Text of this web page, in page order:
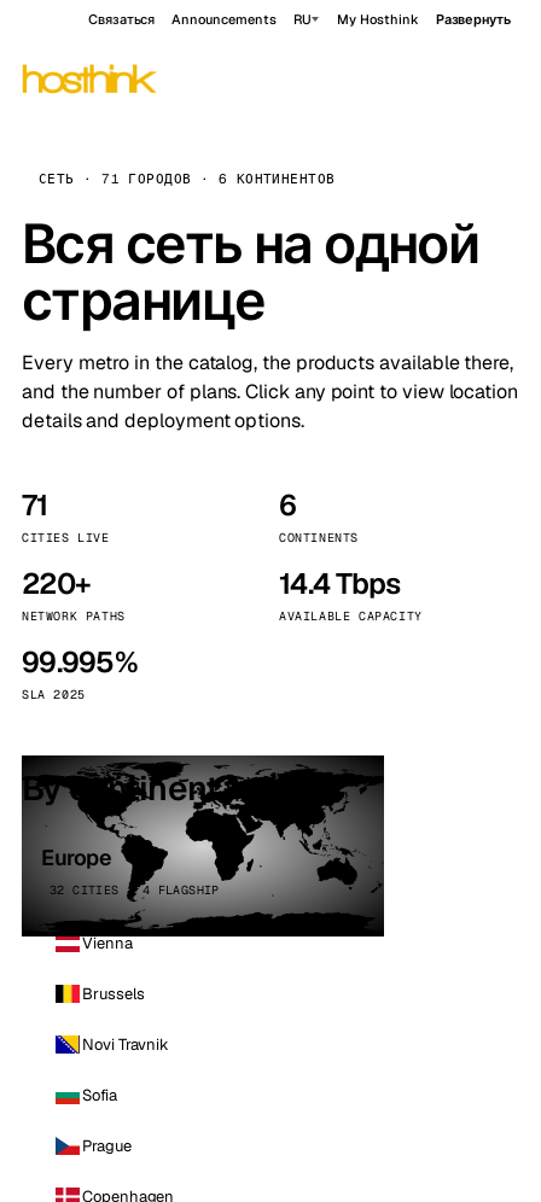
Связаться Announcements RU My Hosthink Развернуть
СЕТЬ · 71 ГОРОДОВ · 6 КОНТИНЕНТОВ
Вся сеть на одной
странице
Every metro in the catalog, the products available there,
and the number of plans. Click any point to view location
details and deployment options.
71
CITIES LIVE
6
CONTINENTS
220+
NETWORK PATHS
14.4 Tbps
AVAILABLE CAPACITY
99.995%
SLA 2025
By continent
Europe
32 CITIES · 4 FLAGSHIP
Vienna
Brussels
Novi Travnik
Sofia
Prague
Copenhagen